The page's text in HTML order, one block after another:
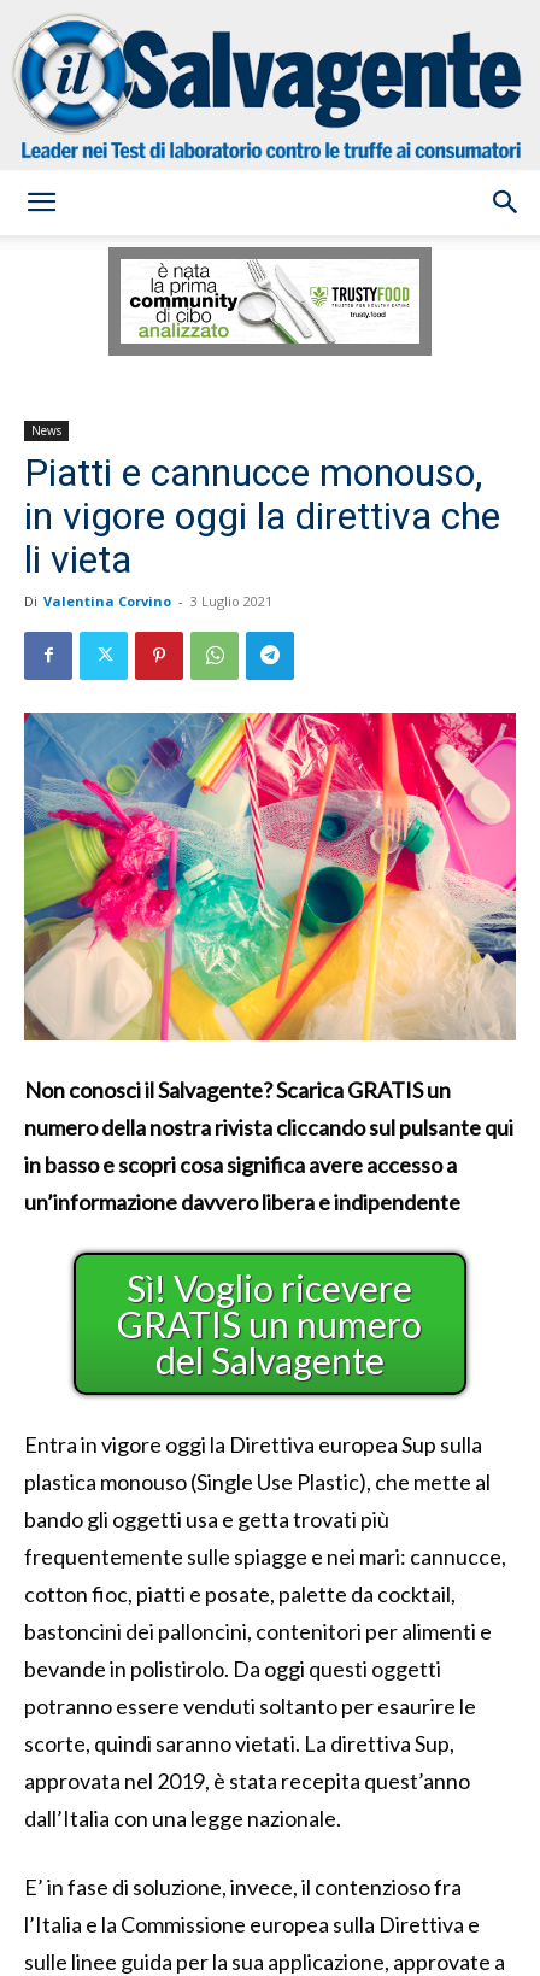
Salvagente
News
Piatti e cannucce monouso,
in vigore oggi la direttiva che
li vieta
Di Valentina Corvino - 3 Luglio 2021
Non conosci il Salvagente? Scarica GRATIS un
numero della nostra rivista cliccando sul pulsante qui
in basso e scopri cosa significa avere accesso a
un’informazione davvero libera e indipendente
Sì! Voglio ricevere
GRATIS un numero
del Salvagente
Entra in vigore oggi la Direttiva europea Sup sulla
plastica monouso (Single Use Plastic), che mette al
bando gli oggetti usa e getta trovati più
frequentemente sulle spiagge e nei mari: cannucce,
cotton fioc, piatti e posate, palette da cocktail,
bastoncini dei palloncini, contenitori per alimenti e
bevande in polistirolo. Da oggi questi oggetti
potranno essere venduti soltanto per esaurire le
scorte, quindi saranno vietati. La direttiva Sup,
approvata nel 2019, è stata recepita quest’anno
dall’Italia con una legge nazionale.
E’ in fase di soluzione, invece, il contenzioso fra
l’Italia e la Commissione europea sulla Direttiva e
sulle linee guida per la sua applicazione, approvate a